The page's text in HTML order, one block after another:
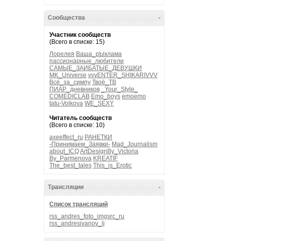
-
Сообщества
Участник сообществ
(Всего в списке: 15)
Лорелея Ваша_рЫклама
пассионарные_любители
САМЫЕ_ЗАИБАТЫЕ_ДЕВУШКИ
MK_Universe vvvENTER_SHIKARIVVV
Всё_за_симпу Твоё_ТВ
ПИАР_дневников
_Your_Style_
COMEDICLAB Emo_boys emoemo
tatu-Volkova WE_SEXY
Читатель сообществ
(Всего в списке: 10)
axeeffect_ru РАНЕТКИ
-Принимаем_Заявки- Mad_Journalism
about_ICQArtDesignBy_Victoria
By_Parmenova KREATIF
The_best_tales This_is_Erotic
-
Трансляции
Список трансляций
rss_andres_foto_imgsrc_ru
rss_andresivanov_lj